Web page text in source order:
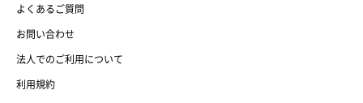
よくあるご質問
お問い合わせ
法人でのご利用について
利用規約